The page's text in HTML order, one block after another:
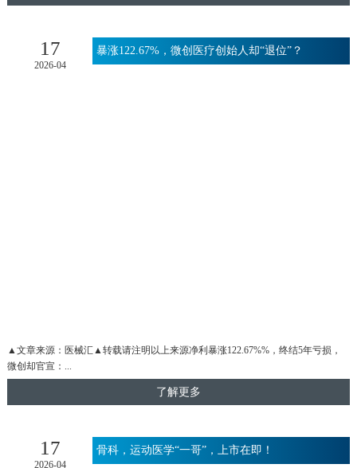
17
2026-04
暴涨122.67%，微创医疗创始人却“退位”？
▲文章来源：医械汇▲转载请注明以上来源净利暴涨122.67%%，终结5年亏损，
微创却官宣：...
了解更多
17
2026-04
骨科，运动医学“一哥”，上市在即！